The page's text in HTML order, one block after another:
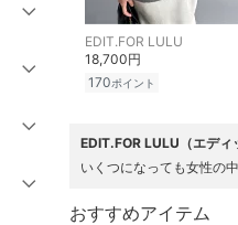
EDIT.FOR LULU
18,700円
170ポイント
EDIT.FOR LULU（エディ
いくつになっても女性の
おすすめアイテム